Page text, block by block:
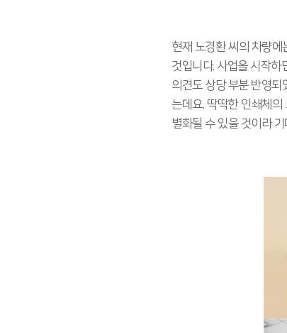
현재 노경환 씨의 차량에
것입니다. 사업을 시작하
의견도 상당 부분 반영되
는데요. 딱딱한 인쇄체의
별화될 수 있을 것이라